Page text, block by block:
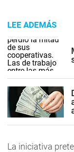
LEE ADEMÁS
La iniciativa